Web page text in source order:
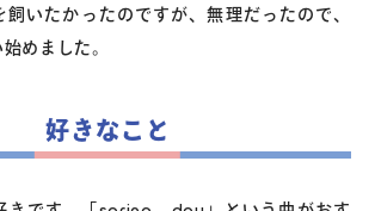
いたかったのですが、無理だったので、
めました。
好きなこと